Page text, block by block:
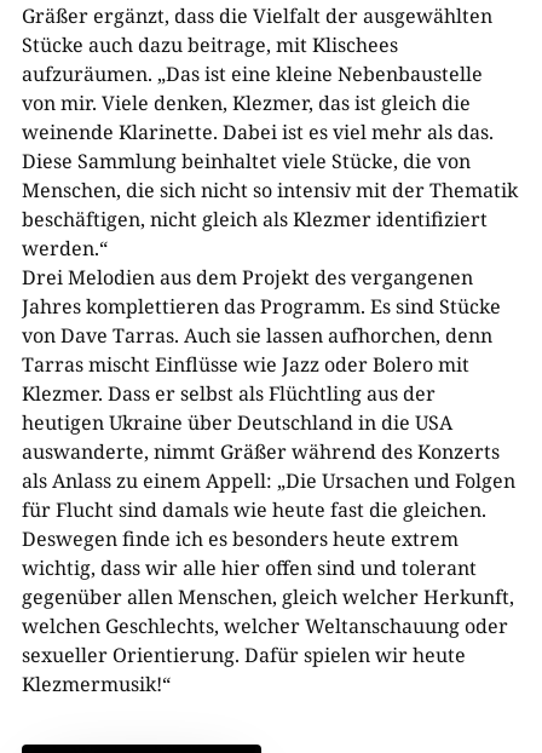
Gräßer ergänzt, dass die Vielfalt der ausgewählten
Stücke auch dazu beitrage, mit Klischees
aufzuräumen. „Das ist eine kleine Nebenbaustelle
von mir. Viele denken, Klezmer, das ist gleich die
weinende Klarinette. Dabei ist es viel mehr als das.
Diese Sammlung beinhaltet viele Stücke, die von
Menschen, die sich nicht so intensiv mit der Thematik
beschäftigen, nicht gleich als Klezmer identifiziert
werden.“
Drei Melodien aus dem Projekt des vergangenen
Jahres komplettieren das Programm. Es sind Stücke
von Dave Tarras. Auch sie lassen aufhorchen, denn
Tarras mischt Einflüsse wie Jazz oder Bolero mit
Klezmer. Dass er selbst als Flüchtling aus der
heutigen Ukraine über Deutschland in die USA
auswanderte, nimmt Gräßer während des Konzerts
als Anlass zu einem Appell: „Die Ursachen und Folgen
für Flucht sind damals wie heute fast die gleichen.
Deswegen finde ich es besonders heute extrem
wichtig, dass wir alle hier offen sind und tolerant
gegenüber allen Menschen, gleich welcher Herkunft,
welchen Geschlechts, welcher Weltanschauung oder
sexueller Orientierung. Dafür spielen wir heute
Klezmermusik!“